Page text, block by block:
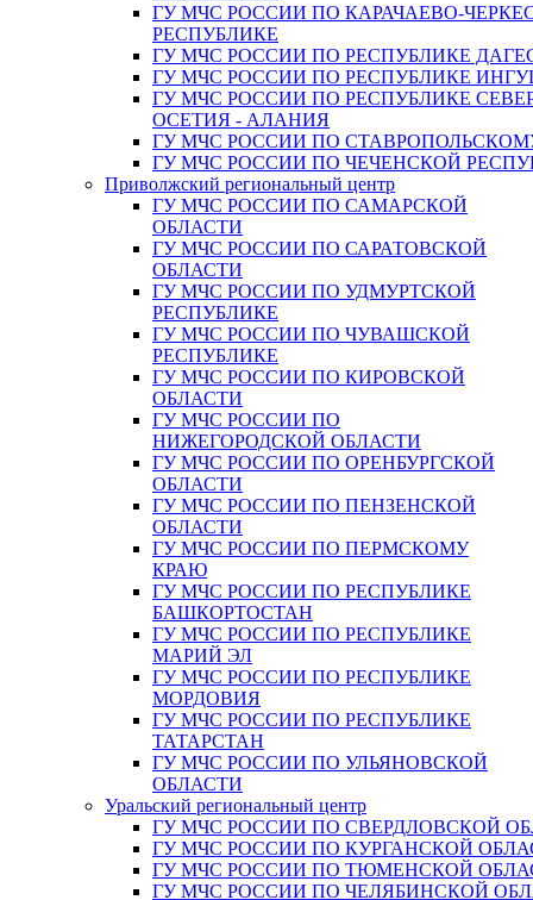
ГУ МЧС РОССИИ ПО КАРАЧАЕВО-
РЕСПУБЛИКЕ
ГУ МЧС РОССИИ ПО РЕСПУБЛИКЕ
ГУ МЧС РОССИИ ПО РЕСПУБЛИКЕ
ГУ МЧС РОССИИ ПО РЕСПУБЛИКЕ
ОСЕТИЯ - АЛАНИЯ
ГУ МЧС РОССИИ ПО
ГУ МЧС РОССИИ ПО ЧЕЧЕНСКОЙ
Приволжский региональный центр
ГУ МЧС РОССИИ ПО САМАРСКОЙ
ОБЛАСТИ
ГУ МЧС РОССИИ ПО САРАТОВСКОЙ
ОБЛАСТИ
ГУ МЧС РОССИИ ПО УДМУРТСКОЙ
РЕСПУБЛИКЕ
ГУ МЧС РОССИИ ПО ЧУВАШСКОЙ
РЕСПУБЛИКЕ
ГУ МЧС РОССИИ ПО КИРОВСКОЙ
ОБЛАСТИ
ГУ МЧС РОССИИ ПО
НИЖЕГОРОДСКОЙ ОБЛАСТИ
ГУ МЧС РОССИИ ПО ОРЕНБУРГСКОЙ
ОБЛАСТИ
ГУ МЧС РОССИИ ПО ПЕНЗЕНСКОЙ
ОБЛАСТИ
ГУ МЧС РОССИИ ПО ПЕРМСКОМУ
КРАЮ
ГУ МЧС РОССИИ ПО РЕСПУБЛИКЕ
БАШКОРТОСТАН
ГУ МЧС РОССИИ ПО РЕСПУБЛИКЕ
МАРИЙ ЭЛ
ГУ МЧС РОССИИ ПО РЕСПУБЛИКЕ
МОРДОВИЯ
ГУ МЧС РОССИИ ПО РЕСПУБЛИКЕ
ТАТАРСТАН
ГУ МЧС РОССИИ ПО УЛЬЯНОВСКОЙ
ОБЛАСТИ
Уральский региональный центр
ГУ МЧС РОССИИ ПО СВЕРДЛОВСКОЙ
ГУ МЧС РОССИИ ПО КУРГАНСКОЙ
ГУ МЧС РОССИИ ПО ТЮМЕНСКОЙ
ГУ МЧС РОССИИ ПО ЧЕЛЯБИНСКОЙ